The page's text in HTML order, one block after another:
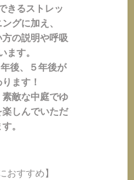
きるストレッ
グに加え、
の説明や呼吸
ます。
後、５年後が
ります！
敵な中庭でゆ
しんでいただ
。
おすすめ】